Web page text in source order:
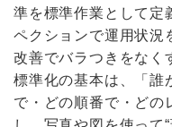
準を標準作業として定
ペクションで運用状況
改善でバラつきをなく
標準化の基本は、「誰
で・どの順番で・どの